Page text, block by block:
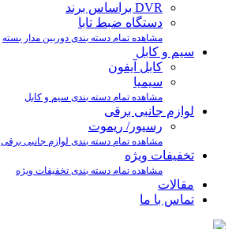
DVR براساس برند
دستگاه ضبط تابا
مشاهده تمام دسته بندی دوربین مدار بسته
سیم و کابل
کابل آیفون
سیمیا
مشاهده تمام دسته بندی سیم و کابل
لوازم جانبی برقی
رسیور/ ریموت
مشاهده تمام دسته بندی لوازم جانبی برقی
تخفیفات ویژه
مشاهده تمام دسته بندی تخفیفات ویژه
مقالات
تماس با ما